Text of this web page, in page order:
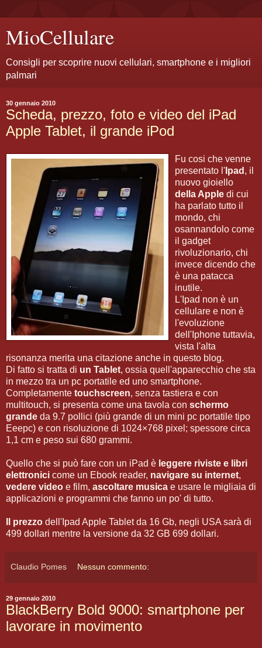
MioCellulare
Consigli per scoprire nuovi cellulari, smartphone e i migliori
palmari
30 gennaio 2010
Scheda, prezzo, foto e video del iPad
Apple Tablet, il grande iPod
Fu cosi che venne
presentato l' Ipad , il
nuovo gioiello
della Apple di cui
ha parlato tutto il
mondo, chi
osannandolo come
il gadget
rivoluzionario, chi
invece dicendo che
è una patacca
inutile.
L'Ipad non è un
cellulare e non è
l'evoluzione
dell'Iphone tuttavia,
vista l'alta
risonanza merita una citazione anche in questo blog.
Di fatto si tratta di un Tablet, ossia quell'apparecchio che sta
in mezzo tra un pc portatile ed uno smartphone.
Completamente touchscreen, senza tastiera e con
multitouch, si presenta come una tavola con schermo
grande da 9.7 pollici (più grande di un mini pc portatile tipo
Eeepc) e con risoluzione di 1024×768 pixel; spessore circa
1,1 cm e peso sui 680 grammi.
Quello che si può fare con un iPad è leggere riviste e libri
elettronici come un Ebook reader, navigare su internet,
vedere video e film, ascoltare musica e usare le migliaia di
applicazioni e programmi che fanno un po' di tutto.
Il prezzo dell'Ipad Apple Tablet da 16 Gb, negli USA sarà di
499 dollari mentre la versione da 32 GB 699 dollari.
Claudio Pomes Nessun commento:
29 gennaio 2010
BlackBerry Bold 9000: smartphone per
lavorare in movimento